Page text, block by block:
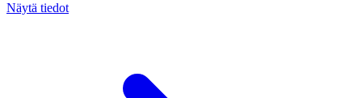
Näytä tiedot